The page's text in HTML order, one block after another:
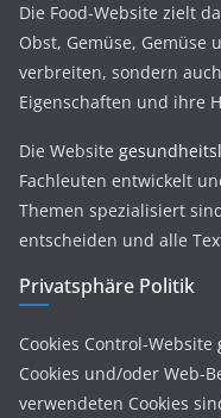
Die Food-Website zielt
Obst, Gemüse, Gemüse
verbreiten, sondern
Eigenschaften und ihre
Die Website
Fachleuten entwickelt
Themen spezialisiert
entscheiden und alle
Privatsphäre Politik
Cookies Control-Website
Cookies und/oder Web-
verwendeten Cookies